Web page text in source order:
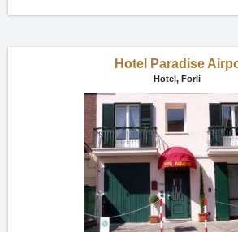
Hotel Paradise
Hotel, Forli